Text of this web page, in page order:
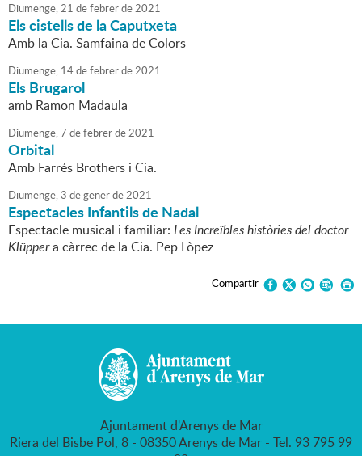
Diumenge,21 defebrerde2021
Els cistells de la Caputxeta
Amb la Cia. Samfaina de Colors
Diumenge, 14defebrerde2021
Els Brugarol
amb Ramon Madaula
Diumenge,7 defebrerde2021
Orbital
Amb Farrés Brothers i Cia.
Diumenge,3 degenerde2021
Espectacles Infantils de Nadal
Espectacle musical i familiar: Les Increïbles històries del doctor
Klüppera càrrec de la Cia. Pep Lòpez
Compartir
Ajuntament d'Arenys de Mar
Riera del Bisbe Pol, 8 - 08350 Arenys de Mar - Tel. 93 795 99